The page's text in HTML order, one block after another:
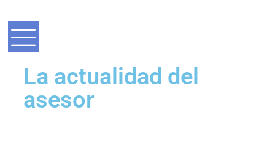
La actualidad del
asesor